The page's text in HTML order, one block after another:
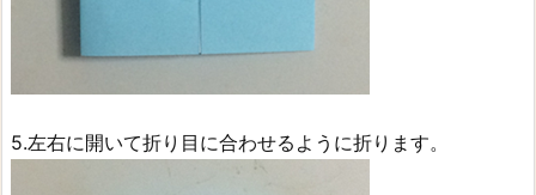
5.左右に開いて折り目に合わせるように折ります。